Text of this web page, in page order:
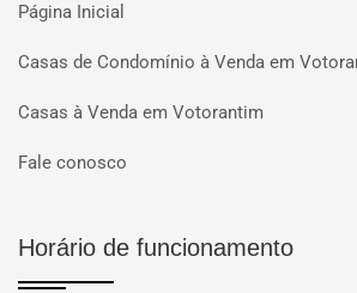
Página Inicial
Casas de Condomínio à Venda em
Casas à Venda em Votorantim
Fale conosco
Horário de funcionamento